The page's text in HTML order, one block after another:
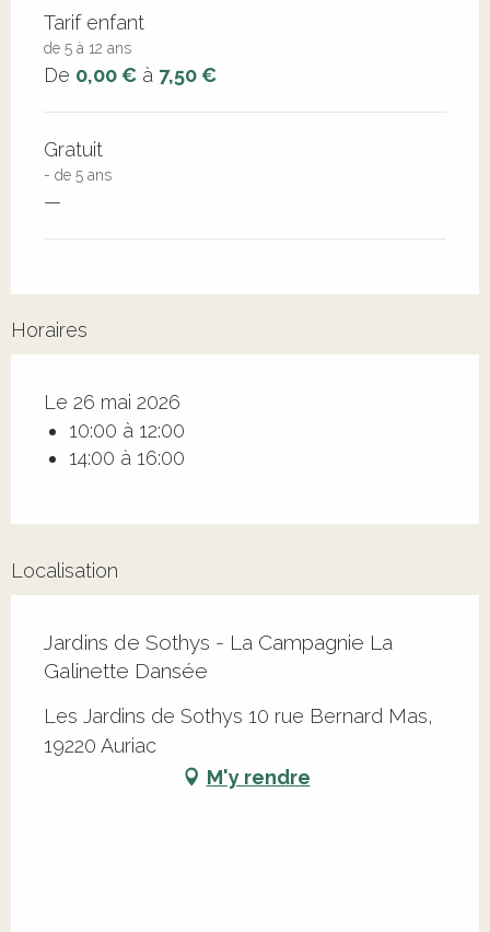
Tarif enfant
de 5 à 12 ans
De 0,00 € à 7,50 €
Gratuit
- de 5 ans
—
Horaires
Le 26 mai 2026
10:00 à 12:00
14:00 à 16:00
Localisation
Jardins de Sothys - La Campagnie La
Galinette Dansée
Les Jardins de Sothys 10 rue Bernard Mas,
19220 Auriac
M'y rendre